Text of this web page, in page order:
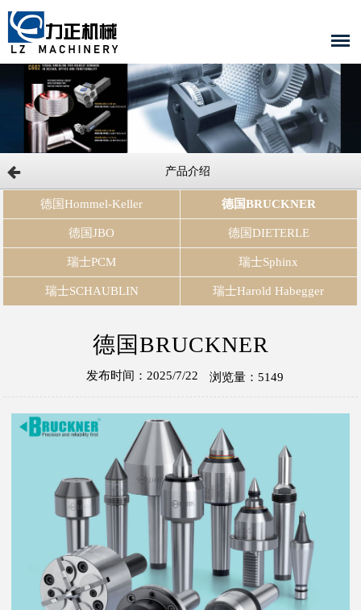
产品介绍
德国Hommel-Keller 德国BRUCKNER
德国JBO 德国DIETERLE
瑞士PCM 瑞士Sphinx
瑞士SCHAUBLIN 瑞士Harold Habegger
德国BRUCKNER
发布时间：2025/7/22 浏览量：5149